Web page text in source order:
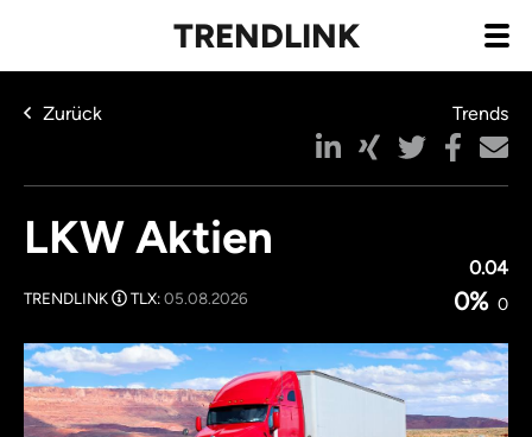
TRENDLINK
Zurück Trends
LKW Aktien
TRENDLINK TLX:05.08.2026
0.04
0% 0